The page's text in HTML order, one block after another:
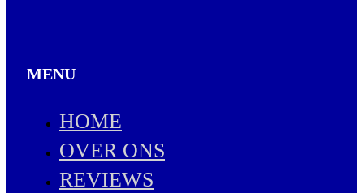
MENU
HOME
OVER ONS
REVIEWS